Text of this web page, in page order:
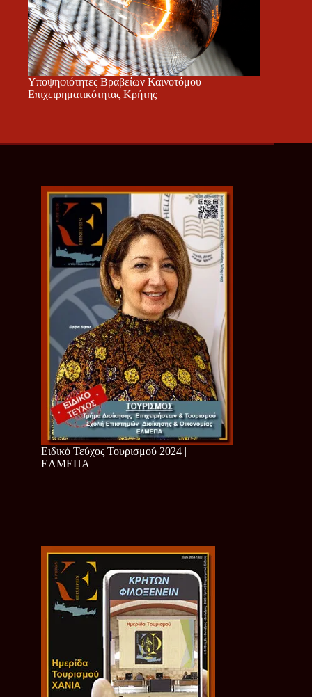
Υποψηφιότητες Βραβείων Καινοτόμου
Επιχειρηματικότητας Κρήτης
Ειδικό Τεύχος Τουρισμού 2024 |
ΕΛΜΕΠΑ